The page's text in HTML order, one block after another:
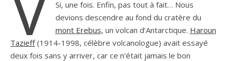
Si, une fois. Enfin, pas tout à fait… Nous
devions descendre au fond du cratère du
mont Erebus, un volcan d’Antarctique. Haroun
Tazieff(1914-1998, célèbre volcanologue) avait essayé
deux fois sans y arriver, car ce n’était jamais le bon